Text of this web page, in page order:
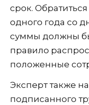
срок.
одного года со
суммы должны
правило
положенные
Эксперт также
подписанного